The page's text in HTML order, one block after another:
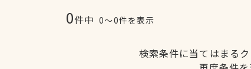
0件中 0〜0件を表示
検索条件に当てはまる